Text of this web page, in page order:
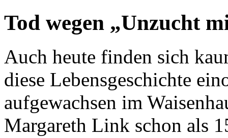
Tod wegen „Unzucht
Auch heute finden sich
diese Lebensgeschichte
aufgewachsen im
Margareth Link schon als